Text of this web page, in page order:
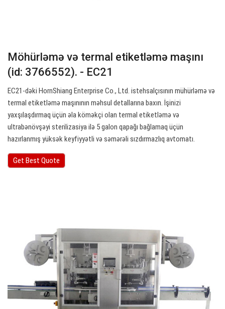
Möhürləmə və termal etiketləmə maşını
(id: 3766552). - EC21
EC21-dəki HornShiang Enterprise Co., Ltd. istehsalçısının mühürləmə və
termal etiketləmə maşınının məhsul detallarına baxın. İşinizi
yaxşılaşdırmaq üçün əla köməkçi olan termal etiketləmə və
ultrabənövşəyi sterilizasiya ilə 5 galon qapağı bağlamaq üçün
hazırlanmış yüksək keyfiyyətli və səmərəli sızdırmazlıq avtomatı.
Get Best Quote